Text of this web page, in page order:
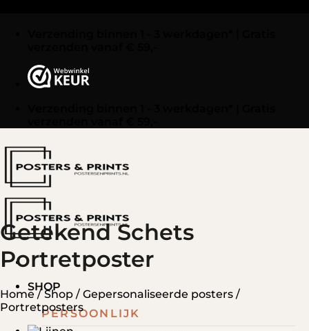
SHOP
PERSOONLIJK
Getekend Schets
Portretposter
Home / Shop / Gepersonaliseerde posters /
Portretposters